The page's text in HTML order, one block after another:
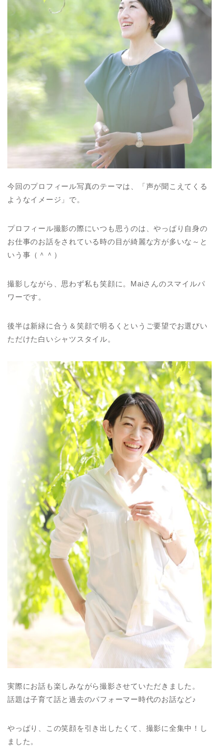
今回のプロフィール写真のテーマは、「声が聞こえてくる
ようなイメージ」で。
プロフィール撮影の際にいつも思うのは、やっぱり自身の
お仕事のお話をされている時の目が綺麗な方が多いな～と
いう事（＾＾）
撮影しながら、思わず私も笑顔に。Maiさんのスマイルパ
ワーです。
後半は新緑に合う＆笑顔で明るくというご要望でお選びい
ただけた白いシャツスタイル。
実際にお話も楽しみながら撮影させていただきました。
話題は子育て話と過去のパフォーマー時代のお話など♪
やっぱり、この笑顔を引き出したくて、撮影に全集中！し
ました。